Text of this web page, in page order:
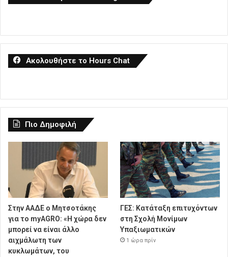
Ακολουθήστε το Hours Chat
Πιο Δημοφιλή
Στην ΑΑΔΕ ο Μητσοτάκης
για το myAGRO: «Η χώρα δεν
μπορεί να είναι άλλο
αιχμάλωτη των
κυκλωμάτων, του
ΓΕΣ: Κατάταξη επιτυχόντων
στη Σχολή Μονίμων
Υπαξιωματικών
1 ώρα πρίν